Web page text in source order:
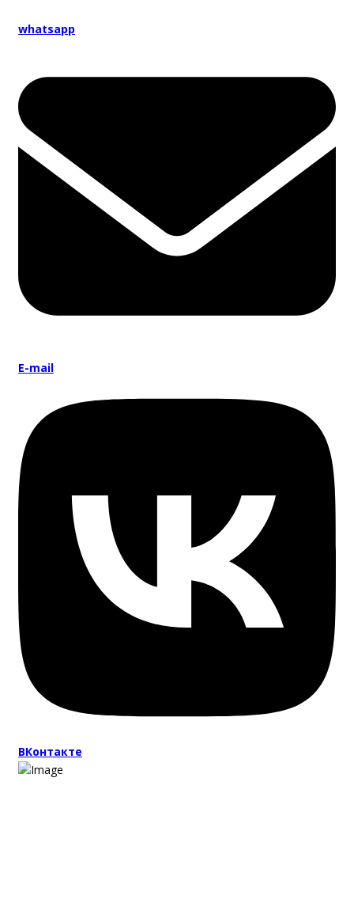
whatsapp
E-mail
ВКонтакте